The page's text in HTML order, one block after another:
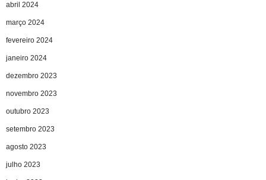
abril 2024
março 2024
fevereiro 2024
janeiro 2024
dezembro 2023
novembro 2023
outubro 2023
setembro 2023
agosto 2023
julho 2023